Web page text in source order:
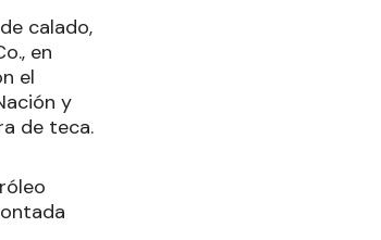
calado,
en
el
y
de teca.